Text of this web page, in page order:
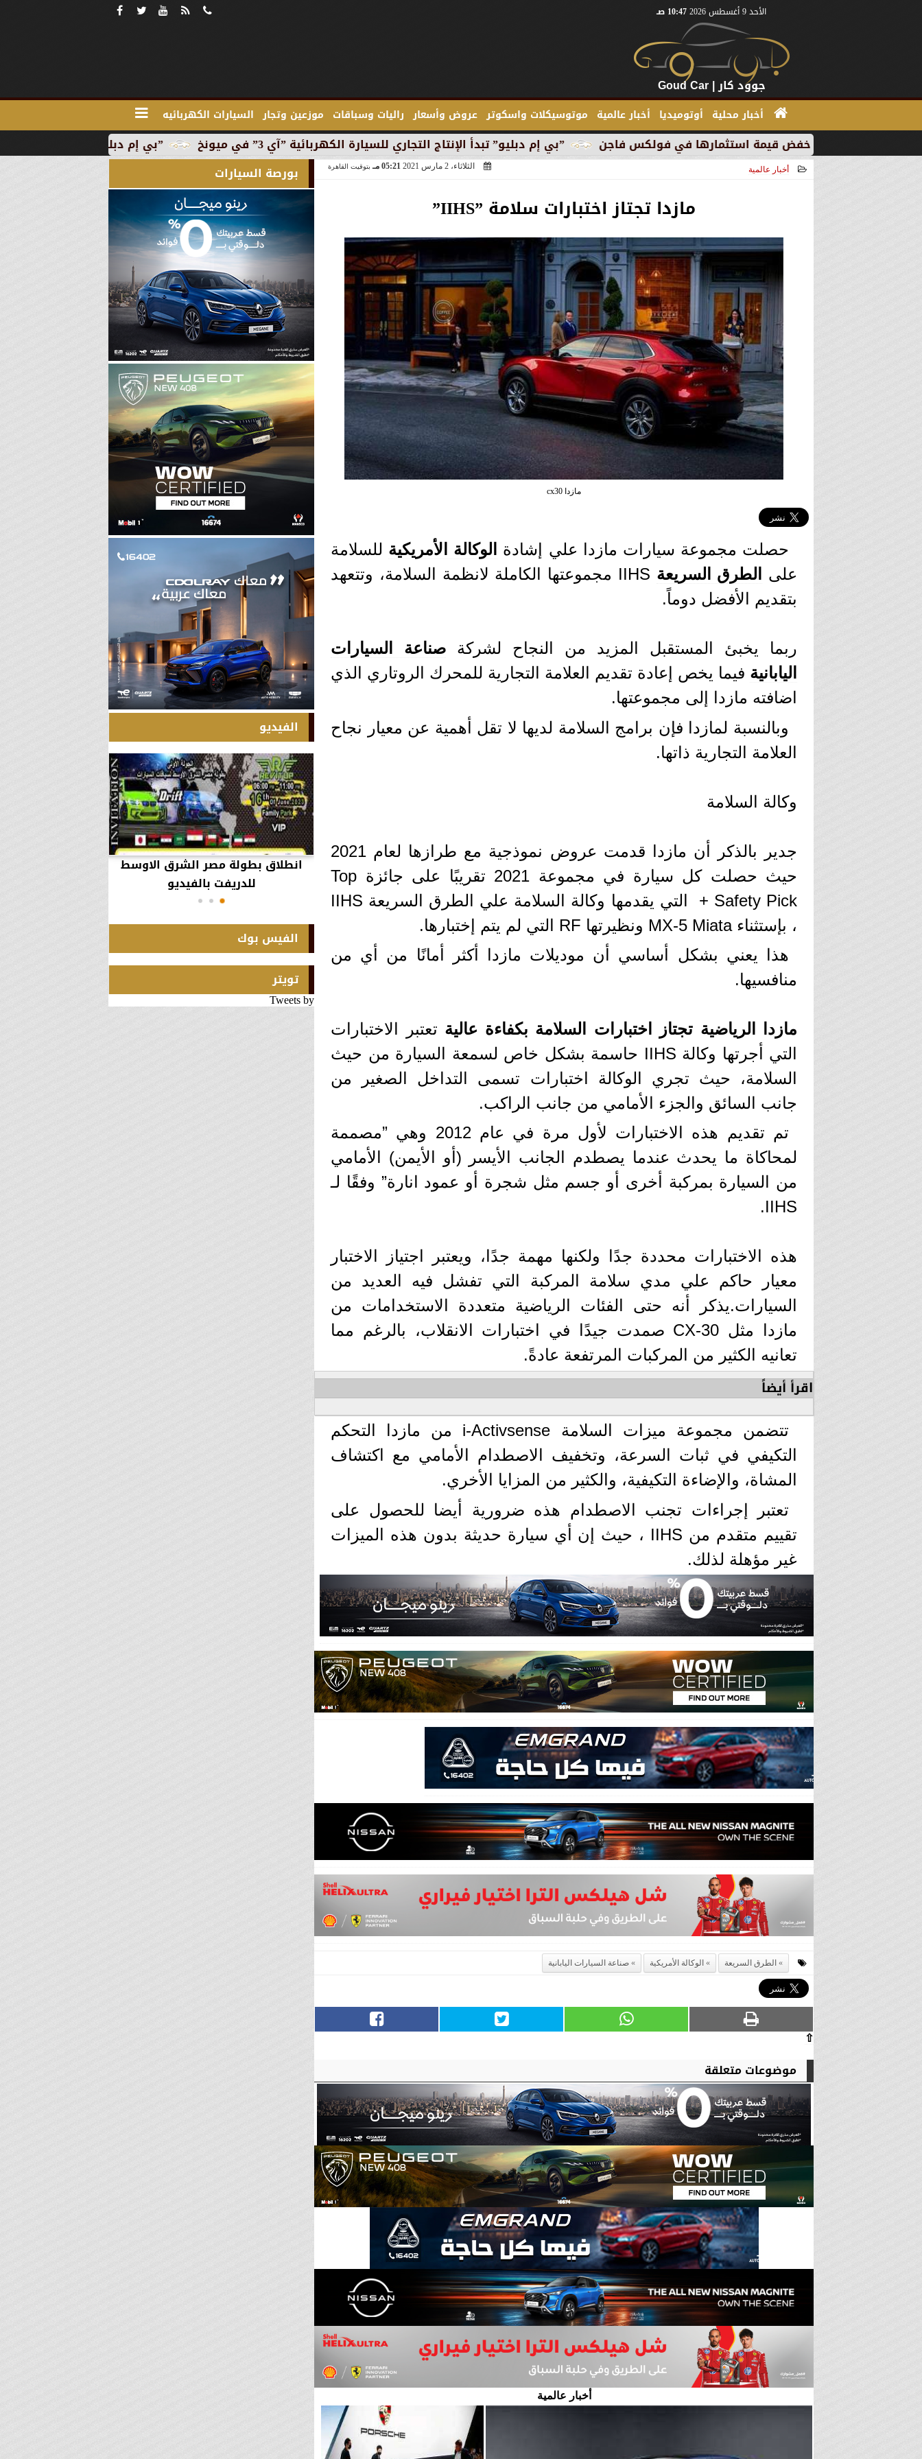
الأحد 9 أغسطس 2026 10:47 صـ
جوود كار | Goud Car
أخبار محلية أوتوميديا أخبار عالمية موتوسيكلات واسكوتر عروض وأسعار راليات وسباقات موزعين وتجار السيارات الكهربائيه
”بي إم دبليو” تبدأ الإنتاج التجاري للسيارة الكهربائية ”بي إم دبليو” تبدأ الإنتاج التجاري للسيارة الكهربائية ”آي 3” في ميونخ بسبب خفض قيمة استثمارها في فولكس فاجن
أخبار عالمية الثلاثاء، 2 مارس 2021 05:21 مـ بتوقيت القاهرة
مازدا تجتاز اختبارات سلامة ”IIHS”
مازدا cx30
حصلت مجموعة سيارات مازدا علي إشادة الوكالة الأمريكية للسلامة
على
الطرق السريعة
IIHS مجموعتها الكاملة لانظمة السلامة، وتتعهد
بتقديم الأفضل دوماً.
ربما يخبئ المستقبل المزيد من النجاح لشركة صناعة السيارات
اليابانية فيما يخص إعادة تقديم العلامة التجارية للمحرك الروتاري الذي
اضافته مازدا إلى مجموعتها.
وبالنسبة لمازدا فإن برامج السلامة لديها لا تقل أهمية عن معيار نجاح
العلامة التجارية ذاتها.
وكالة السلامة
جدير بالذكر أن مازدا قدمت عروض نموذجية مع طرازها لعام 2021
حيث حصلت كل سيارة في مجموعة 2021 تقريبًا على جائزة Top
Safety Pick + التي يقدمها وكالة السلامة علي الطرق السريعة IIHS
، بإستثناء MX-5 Miata ونظيرتها RF التي لم يتم إختبارها.
هذا يعني بشكل أساسي أن موديلات مازدا أكثر أمانًا من أي من
منافسيها.
مازدا الرياضية تجتاز اختبارات السلامة بكفاءة عالية تعتبر الاختبارات
التي أجرتها وكالة IIHS حاسمة بشكل خاص لسمعة السيارة من حيث
السلامة، حيث تجري الوكالة اختبارات تسمى التداخل الصغير من
جانب السائق والجزء الأمامي من جانب الراكب.
تم تقديم هذه الاختبارات لأول مرة في عام 2012 وهي ”مصممة
لمحاكاة ما يحدث عندما يصطدم الجانب الأيسر (أو الأيمن) الأمامي
من السيارة بمركبة أخرى أو جسم مثل شجرة أو عمود انارة” وفقًا لـ
IIHS.
هذه الاختبارات محددة جدًا ولكنها مهمة جدًا، ويعتبر اجتياز الاختبار
معيار حاكم علي مدي سلامة المركبة التي تفشل فيه العديد من
السيارات.يذكر أنه حتى الفئات الرياضية متعددة الاستخدامات من
مازدا مثل CX-30 صمدت جيدًا في اختبارات الانقلاب، بالرغم مما
تعانيه الكثير من المركبات المرتفعة عادةً.
اقرأ أيضاً
تتضمن مجموعة ميزات السلامة i-Activsense من مازدا التحكم
التكيفي في ثبات السرعة، وتخفيف الاصطدام الأمامي مع اكتشاف
المشاة، والإضاءة التكيفية، والكثير من المزايا الأخري.
تعتبر إجراءات تجنب الاصطدام هذه ضرورية أيضا للحصول على
تقييم متقدم من IIHS ، حيث إن أي سيارة حديثة بدون هذه الميزات
غير مؤهلة لذلك.
الطرق السريعة الوكالة الأمريكية صناعة السيارات اليابانية
⇧
موضوعات متعلقة
أخبار عالمية
بورصة السيارات
الفيديو
في واقعة غريبة، تعطلت سيارة ملك
السويد بعد تحركها لثوانٍ معدودة.
انطلاق بطولة مصر الشرق الاوسط
للدريفت بالفيديو
الفيس بوك
تويتر
Tweets by